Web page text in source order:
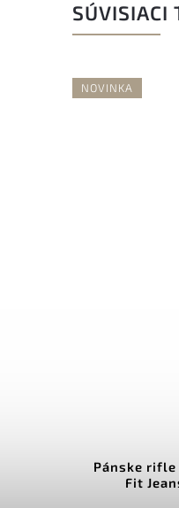
SÚVISIACI
NOVINKA
Pánske rifle
Fit